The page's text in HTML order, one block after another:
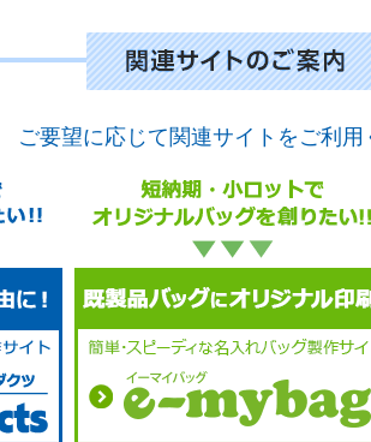
ご要望に応じて関連サイトをご利用